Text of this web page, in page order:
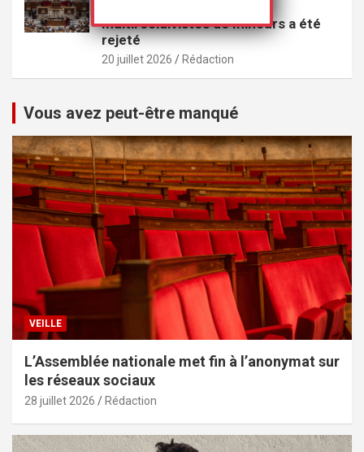
multirécidivistes de mineurs a été
rejeté
20 juillet 2026 Rédaction
Vous avez peut-être manqué
VEILLE
L’Assemblée nationale met fin à l’anonymat sur
les réseaux sociaux
28 juillet 2026 Rédaction